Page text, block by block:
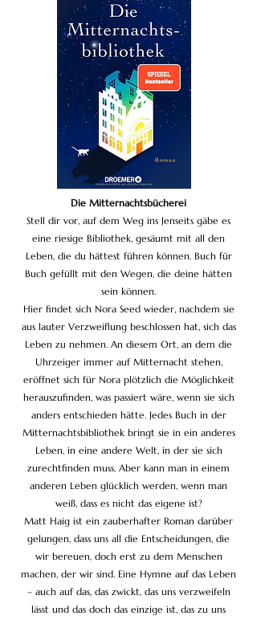
Die Mitternachtsbücherei
Stell dir vor, auf dem Weg ins Jenseits gäbe es
eine riesige Bibliothek, gesäumt mit all den
Leben, die du hättest führen können. Buch für
Buch gefüllt mit den Wegen, die deine hätten
sein können.
Hier findet sich Nora Seed wieder, nachdem sie
aus lauter Verzweiflung beschlossen hat, sich das
Leben zu nehmen. An diesem Ort, an dem die
Uhrzeiger immer auf Mitternacht stehen,
eröffnet sich für Nora plötzlich die Möglichkeit
herauszufinden, was passiert wäre, wenn sie sich
anders entschieden hätte. Jedes Buch in der
Mitternachtsbibliothek bringt sie in ein anderes
Leben, in eine andere Welt, in der sie sich
zurechtfinden muss. Aber kann man in einem
anderen Leben glücklich werden, wenn man
weiß, dass es nicht das eigene ist?
Matt Haig ist ein zauberhafter Roman darüber
gelungen, dass uns all die Entscheidungen, die
wir bereuen, doch erst zu dem Menschen
machen, der wir sind. Eine Hymne auf das Leben
– auch auf das, das zwickt, das uns verzweifeln
lässt und das doch das einzige ist, das zu uns